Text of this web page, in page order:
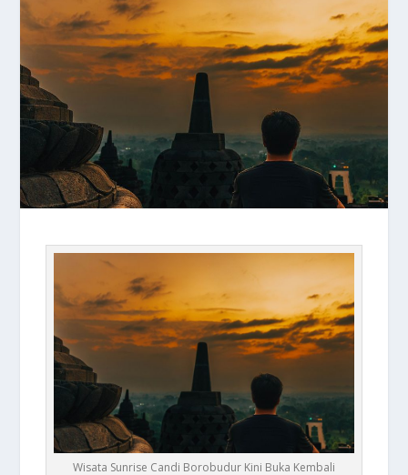
Wisata Sunrise Candi Borobudur Kini Buka Kembali